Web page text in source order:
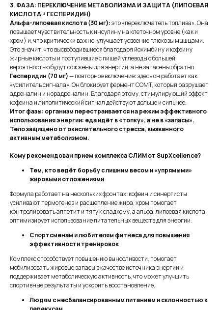
3. ФАЗА: ПЕРЕКЛЮЧЕНИЕ МЕТАБОЛИЗМА И ЗАЩИТА (ЛИПОЕВАЯ
КИСЛОТА + ГЕСПЕРИДИН)
Альфа-липоевая кислота (30 мг):это «переключатель топлива». Она
повышает чувствительность к инсулину на клеточном уровне (как и
хром) и, что критически важно, улучшает усвоение глюкозы мышцами.
Это значит, что высвободившиеся благодаря йохимбину и кофеину
жирные кислоты и поступившие с пищей углеводы с большей
вероятностью будут сожжены для энергии, а не запасены обратно.
Гесперидин (70 мг)— повторное включение: здесь он работает как
«усилитель сигнала». Он блокирует фермент COMT, который разрушает
адреналин и норадреналин. Благодаря этому, стимулирующий эффект
кофеина и липолитический сигнал действуют дольше и сильнее.
Итог фазы: организм перестраивается на режим эффективного
использования энергии: еда идёт в «топку», а не в «запасы».
Тело защищено от окислительного стресса, вызванного
активным метаболизмом.
Кому рекомендован прием комплекса СЛИМ от SupXcellence?
Тем, кто ведёт борьбу с лишним весом и «упрямыми»
жировыми отложениями
Формула работает на нескольких фронтах: кофеин и синергисты
усиливают термогенез и расщепление жира, хром помогает
контролировать аппетит и тягу к сладкому, а альфа-липоевая кислота
оптимизирует использование питательных веществ для энергии.
Спортсменам и любителям фитнеса для повышения
эффективности тренировок
Комплекс способствует повышению выносливости, помогает
мобилизовать жировые запасы в качестве источника энергии и
поддерживает метаболическую активность, что может улучшить
спортивные результаты и ускорить восстановление.
Людям с несбалансированным питанием и склонностью к